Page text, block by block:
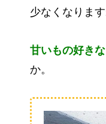
少なくなります
甘いもの好き
か。